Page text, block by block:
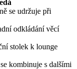
se udržuje při
odkládání věcí
stolek k lounge
kombinuje s dalšími